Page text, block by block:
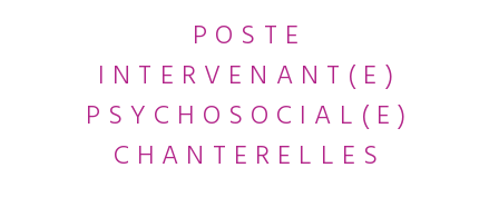
POSTE
INTERVENANT(E)
PSYCHOSOCIAL(E)
CHANTERELLES